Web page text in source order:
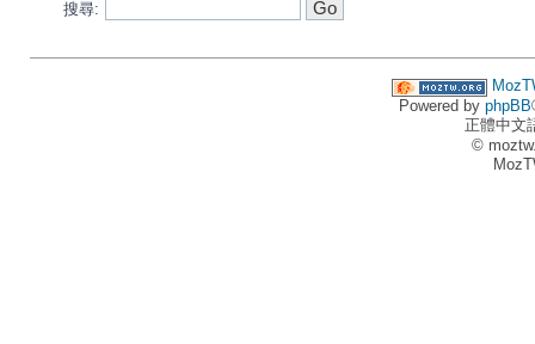
搜尋:
Powered by phpBB
正體中文
©